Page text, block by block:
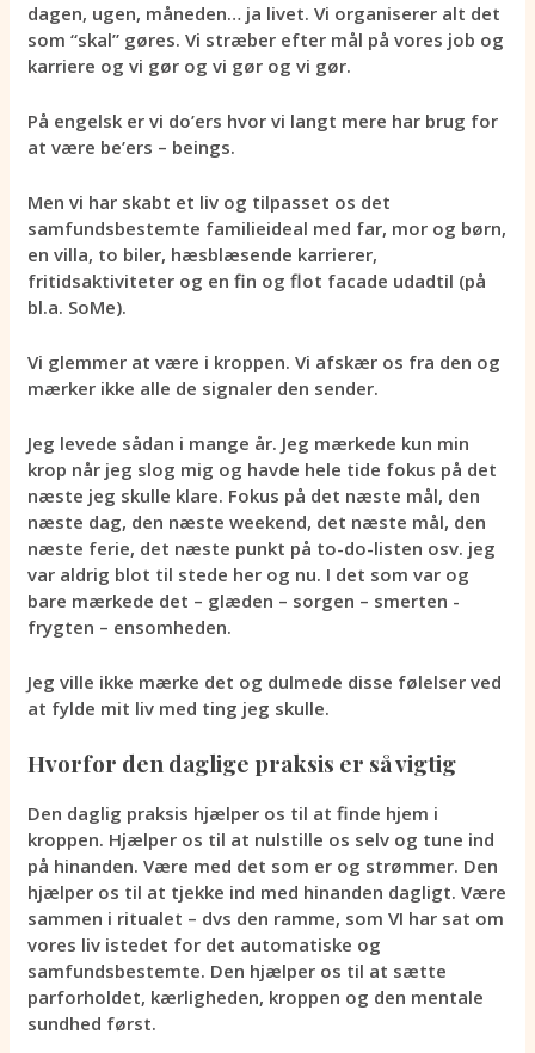
dagen, ugen, måneden… ja livet. Vi organiserer alt det
som “skal” gøres. Vi stræber efter mål på vores job og
karriere og vi gør og vi gør og vi gør.
På engelsk er vi do’ers hvor vi langt mere har brug for
at være be’ers – beings.
Men vi har skabt et liv og tilpasset os det
samfundsbestemte familieideal med far, mor og børn,
en villa, to biler, hæsblæsende karrierer,
fritidsaktiviteter og en fin og flot facade udadtil (på
bl.a. SoMe).
Vi glemmer at være i kroppen. Vi afskær os fra den og
mærker ikke alle de signaler den sender.
Jeg levede sådan i mange år. Jeg mærkede kun min
krop når jeg slog mig og havde hele tide fokus på det
næste jeg skulle klare. Fokus på det næste mål, den
næste dag, den næste weekend, det næste mål, den
næste ferie, det næste punkt på to-do-listen osv. jeg
var aldrig blot til stede her og nu. I det som var og
bare mærkede det – glæden – sorgen – smerten -
frygten – ensomheden.
Jeg ville ikke mærke det og dulmede disse følelser ved
at fylde mit liv med ting jeg skulle.
Hvorfor den daglige praksis er så vigtig
Den daglig praksis hjælper os til at finde hjem i
kroppen. Hjælper os til at nulstille os selv og tune ind
på hinanden. Være med det som er og strømmer. Den
hjælper os til at tjekke ind med hinanden dagligt. Være
sammen i ritualet – dvs den ramme, som VI har sat om
vores liv istedet for det automatiske og
samfundsbestemte. Den hjælper os til at sætte
parforholdet, kærligheden, kroppen og den mentale
sundhed først.